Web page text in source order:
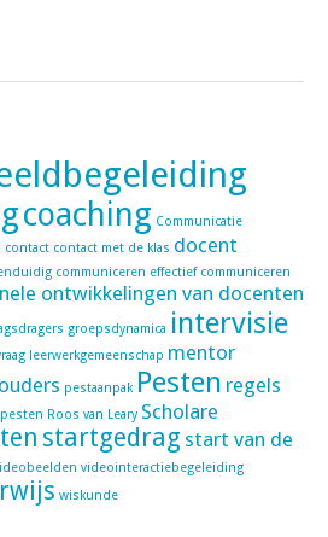
coaching Communicatie
contact contact met de klas docent
communiceren effectief communiceren
ontwikkelingen van docenten
groepsdynamica intervisie
leerwerkgemeenschap mentor
ouders pestaanpak Pesten regels
Roos van Leary Scholare
startgedrag start van de
videointeractiebegeleiding
wiskunde